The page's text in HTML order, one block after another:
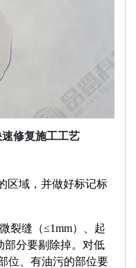
修复施工工艺
区域，并做好标记标
裂缝（≤1mm）、起
部分要剔除掉。对低
位、有油污的部位要